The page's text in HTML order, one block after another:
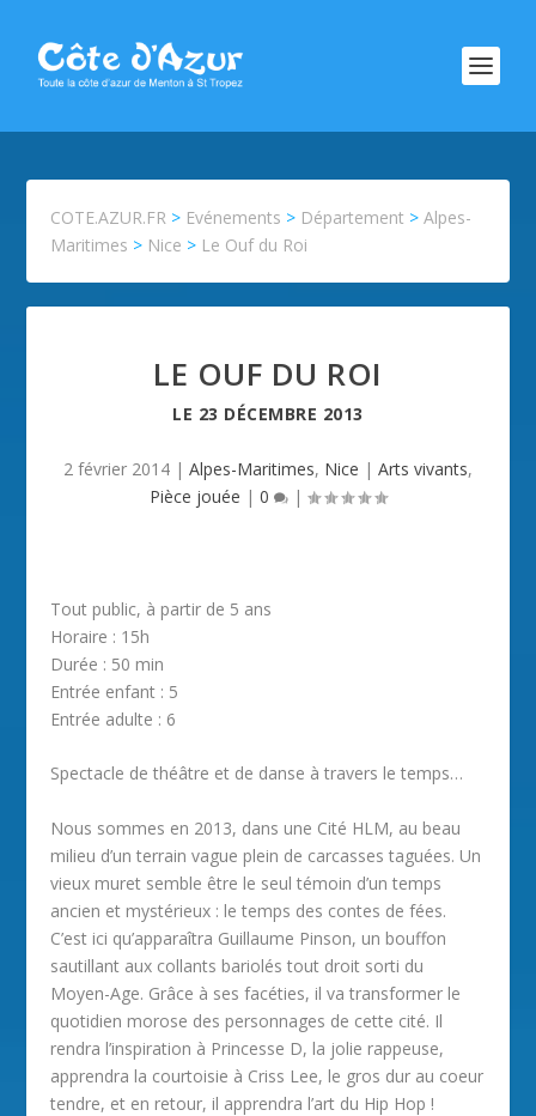
COTE.AZUR.FR > Evénements > Département >Alpes-
Maritimes > Nice > Le Ouf du Roi
LE OUF DU ROI
LE 23 DÉCEMBRE 2013
2 février 2014 | Alpes-Maritimes, Nice | Arts vivants,
Pièce jouée | 0 |
Tout public, à partir de 5 ans
Horaire : 15h
Durée : 50 min
Entrée enfant : 5
Entrée adulte : 6
Spectacle de théâtre et de danse à travers le temps…
Nous sommes en 2013, dans une Cité HLM, au beau
milieu d’un terrain vague plein de carcasses taguées. Un
vieux muret semble être le seul témoin d’un temps
ancien et mystérieux : le temps des contes de fées.
C’est ici qu’apparaîtra Guillaume Pinson, un bouffon
sautillant aux collants bariolés tout droit sorti du
Moyen-Age. Grâce à ses facéties, il va transformer le
quotidien morose des personnages de cette cité. Il
rendra l’inspiration à Princesse D, la jolie rappeuse,
apprendra la courtoisie à Criss Lee, le gros dur au coeur
tendre, et en retour, il apprendra l’art du Hip Hop !